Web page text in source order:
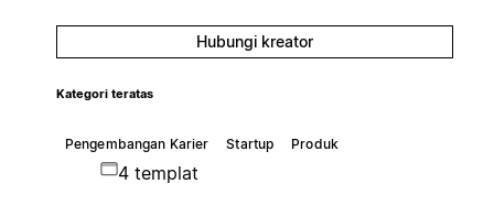
Hubungi kreator
Kategori teratas
Pengembangan Karier Startup Produk
4 templat